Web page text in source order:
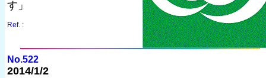
す」
Ref. :
No.522
2014/1/2